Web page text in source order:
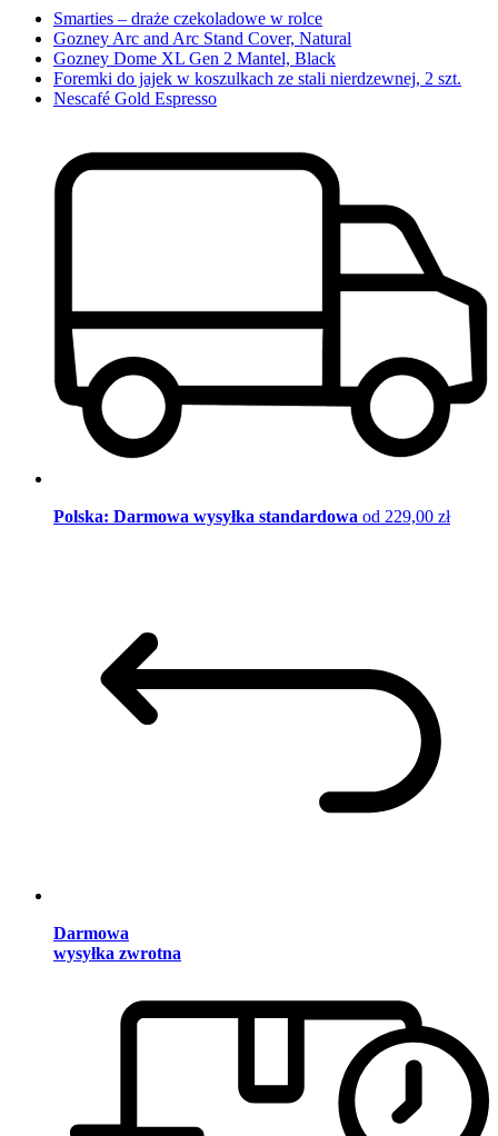
Smarties – draże czekoladowe w rolce
Gozney Arc and Arc Stand Cover, Natural
Gozney Dome XL Gen 2 Mantel, Black
Foremki do jajek w koszulkach ze stali nierdzewnej, 2 szt.
Nescafé Gold Espresso
Polska: Darmowa wysyłka standardowa od 229,00 zł
Darmowa
wysyłka zwrotna